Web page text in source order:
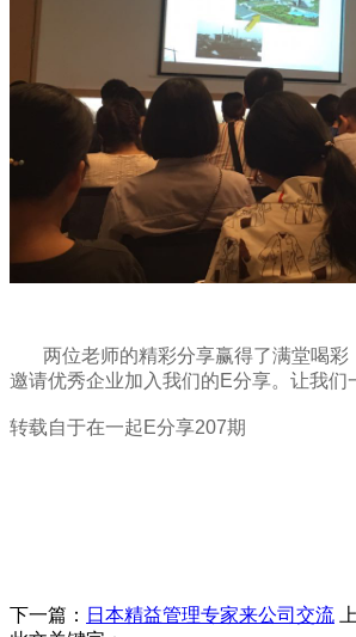
两位老师的精彩分享赢得了满堂喝
邀请优秀企业加入我们的E分享。让我们
转载自于在一起E分享207期
下一篇： 日本精益管理专家来公司交流